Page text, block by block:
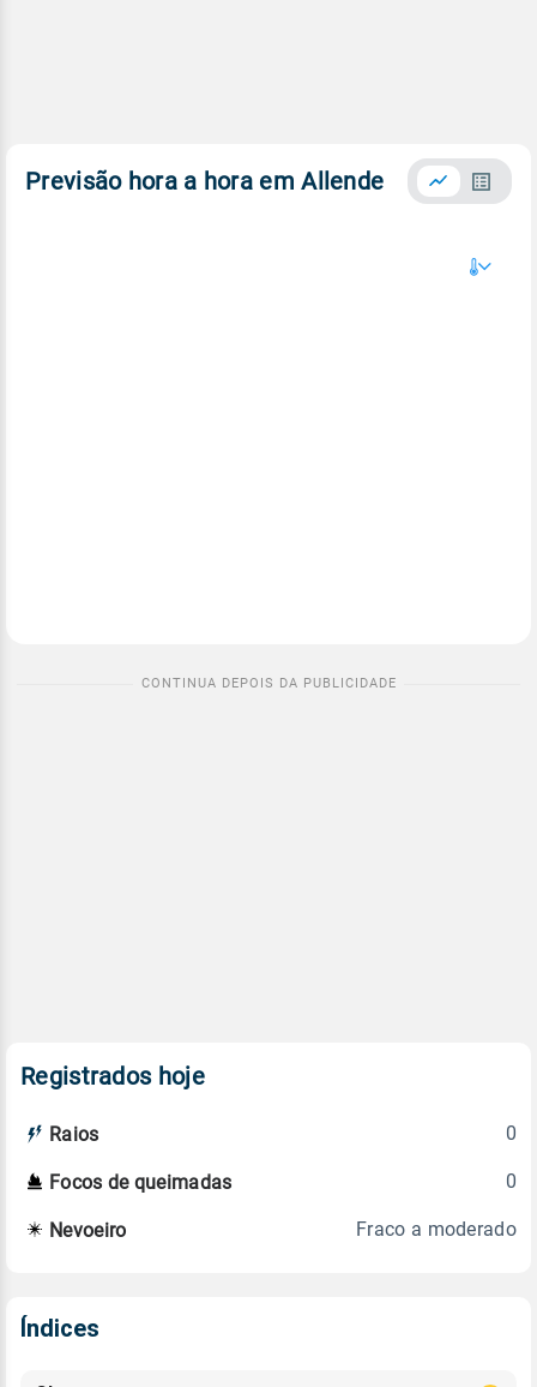
Previsão hora a hora em Allende
Registrados hoje
Raios 0
Focos de queimadas 0
Nevoeiro Fraco a moderado
Índices